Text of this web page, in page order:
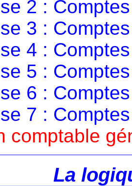
2 :
3 :
4 :
5 :
6 :
7 :
comptable
La